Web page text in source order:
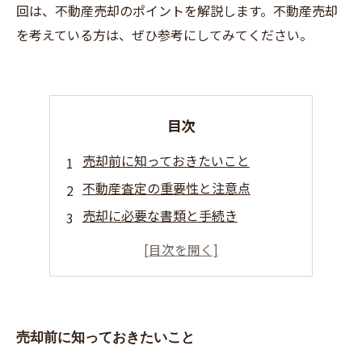
回は、不動産売却のポイントを解説します。不動産売却
を考えている方は、ぜひ参考にしてみてください。
目次
売却前に知っておきたいこと
不動産査定の重要性と注意点
売却に必要な書類と手続き
価格交渉のポイントと注意点
売却前に知っておきたいこと